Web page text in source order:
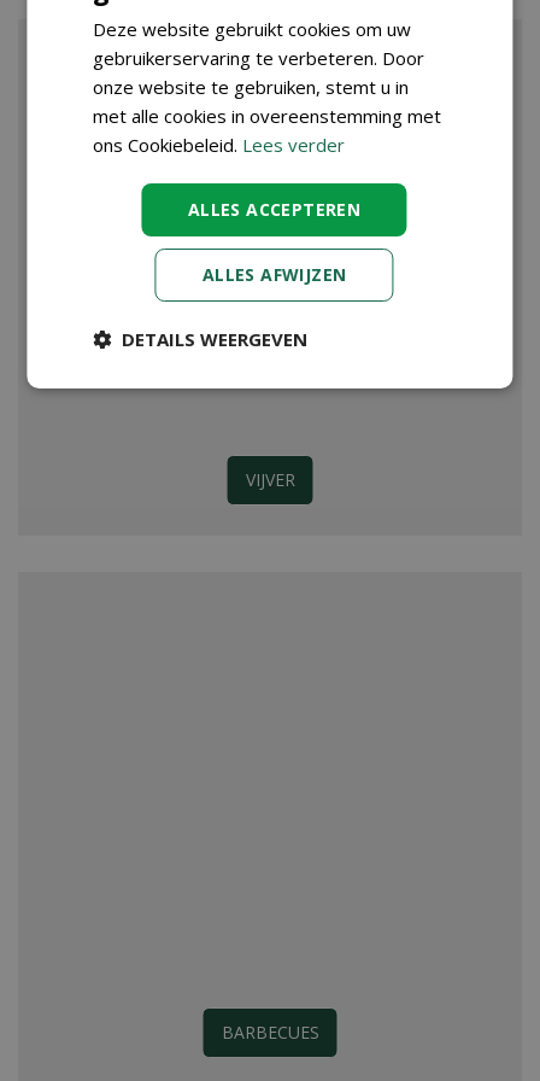
VIJVER
BARBECUES
Deze website gebruikt cookies om uw
gebruikerservaring te verbeteren. Door
onze website te gebruiken, stemt u in
met alle cookies in overeenstemming met
ons Cookiebeleid. Lees verder
ALLES ACCEPTEREN
ALLES AFWIJZEN
DETAILS WEERGEVEN